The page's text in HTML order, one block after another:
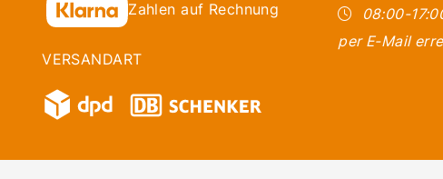
Zahlen auf Rechnung
VERSANDART
08:00-
per E-Mail